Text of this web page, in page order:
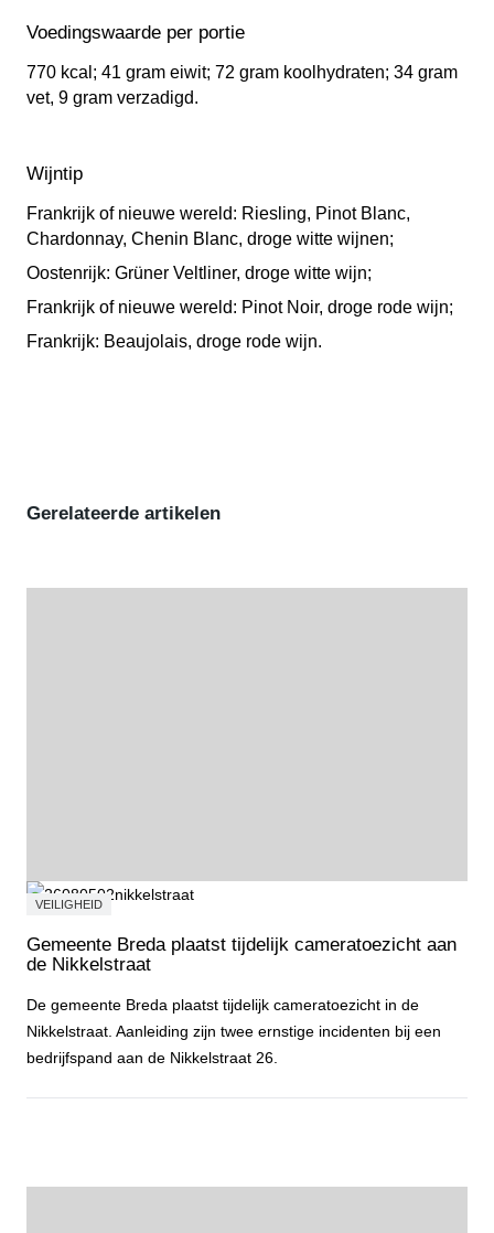
Voedingswaarde per portie
770 kcal; 41 gram eiwit; 72 gram koolhydraten; 34 gram
vet, 9 gram verzadigd.
Wijntip
Frankrijk of nieuwe wereld: Riesling, Pinot Blanc,
Chardonnay, Chenin Blanc, droge witte wijnen;
Oostenrijk: Grüner Veltliner, droge witte wijn;
Frankrijk of nieuwe wereld: Pinot Noir, droge rode wijn;
Frankrijk: Beaujolais, droge rode wijn.
Gerelateerde artikelen
VEILIGHEID
Gemeente Breda plaatst tijdelijk cameratoezicht aan
de Nikkelstraat
De gemeente Breda plaatst tijdelijk cameratoezicht in de
Nikkelstraat. Aanleiding zijn twee ernstige incidenten bij een
bedrijfspand aan de Nikkelstraat 26.